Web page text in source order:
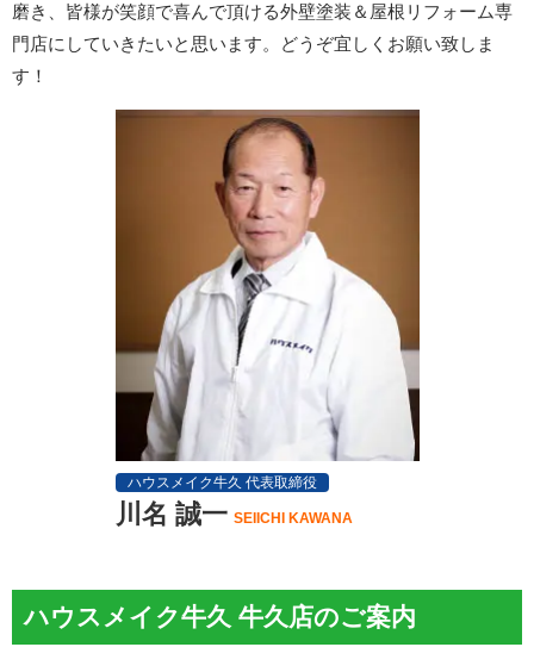
磨き、皆様が笑顔で喜んで頂ける外壁塗装＆屋根リフォーム専
門店にしていきたいと思います。どうぞ宜しくお願い致しま
す！
ハウスメイク牛久 代表取締役
川名 誠一 SEIICHI KAWANA
ハウスメイク牛久 牛久店のご案内